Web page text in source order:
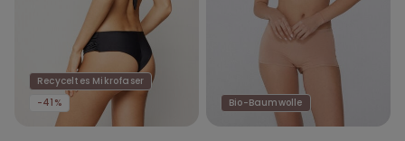
Recyceltes Mikrofaser
-41%
Bio-Baumwolle